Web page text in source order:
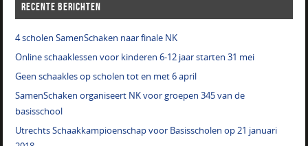
RECENTE BERICHTEN
4 scholen SamenSchaken naar finale NK
Online schaaklessen voor kinderen 6-12 jaar starten 31 mei
Geen schaakles op scholen tot en met 6 april
SamenSchaken organiseert NK voor groepen 345 van de
basisschool
Utrechts Schaakkampioenschap voor Basisscholen op 21 januari